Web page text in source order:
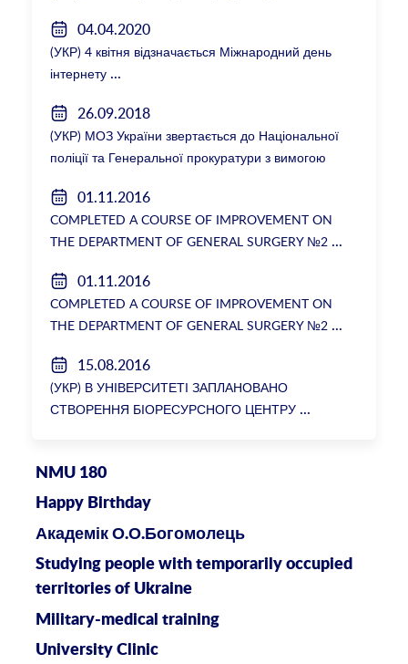
04.04.2020
(УКР) 4 квітня відзначається Міжнародний день
інтернету
26.09.2018
(УКР) МОЗ України звертається до Національної
поліції та Генеральної прокуратури з вимогою
ректорки НМУ Катерини Амосової
01.11.2016
COMPLETED A COURSE OF IMPROVEMENT ON
THE DEPARTMENT OF GENERAL SURGERY №2
01.11.2016
COMPLETED A COURSE OF IMPROVEMENT ON
THE DEPARTMENT OF GENERAL SURGERY №2
15.08.2016
(УКР) В УНІВЕРСИТЕТІ ЗАПЛАНОВАНО
СТВОРЕННЯ БІОРЕСУРСНОГО ЦЕНТРУ
NMU 180
Happy Birthday
Академік О.О.Богомолець
Studying people with temporarily occupied
territories of Ukraine
Military-medical training
University Clinic